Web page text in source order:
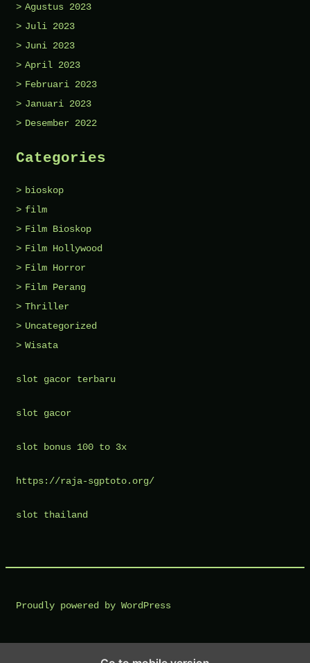
Agustus 2023
Juli 2023
Juni 2023
April 2023
Februari 2023
Januari 2023
Desember 2022
Categories
bioskop
film
Film Bioskop
Film Hollywood
Film Horror
Film Perang
Thriller
Uncategorized
Wisata
slot gacor terbaru
slot gacor
slot bonus 100 to 3x
https://raja-sgptoto.org/
slot thailand
Proudly powered by WordPress